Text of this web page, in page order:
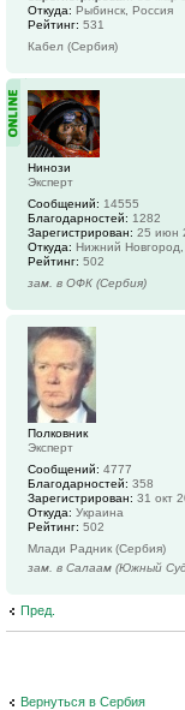
Откуда: Рыбинск, Россия
Рейтинг: 531
Кабел (Сербия)
Нинози
Эксперт
Сообщений: 14555
Благодарностей: 1282
Зарегистрирован: 25 июн
Откуда: Нижний Новгород,
Рейтинг: 502
зам. в ОФК (Сербия)
Полковник
Эксперт
Сообщений: 4777
Благодарностей: 358
Зарегистрирован: 31 окт
Откуда: Украина
Рейтинг: 502
Млади Радник (Сербия)
зам. в Салаам (Южный
Пред.
Вернуться в Сербия